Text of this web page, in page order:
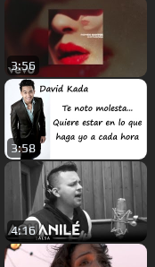
3:56
3:58
4:16